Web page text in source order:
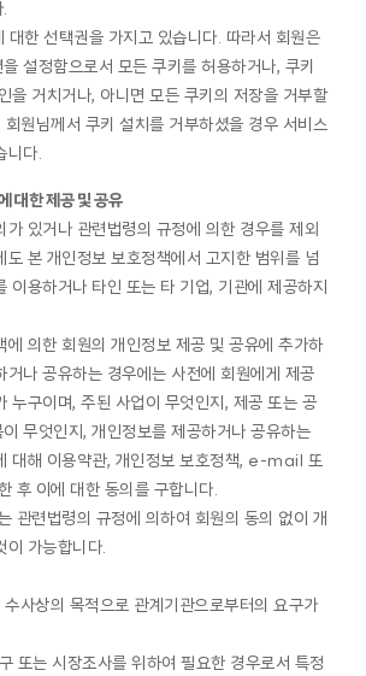
대한 선택권을 가지고 있습니다. 따라서 회원은
설정함으로서 모든 쿠키를 허용하거나, 쿠키
을 거치거나, 아니면 모든 쿠키의 저장을 거부할
원님께서 쿠키 설치를 거부하셨을 경우 서비스
니다.
대한 제공 및 공유
가 있거나 관련법령의 규정에 의한 경우를 제외
도 본 개인정보 보호정책에서 고지한 범위를 넘
이용하거나 타인 또는 타 기업, 기관에 제공하지
에 의한 회원의 개인정보 제공 및 공유에 추가하
거나 공유하는 경우에는 사전에 회원에게 제공
누구이며, 주된 사업이 무엇인지, 제공 또는 공
무엇인지, 개인정보를 제공하거나 공유하는
대해 이용약관, 개인정보 보호정책, e-mail 또
후 이에 대한 동의를 구합니다.
관련법령의 규정에 의하여 회원의 동의 없이 개
이 가능합니다.
사상의 목적으로 관계기관으로부터의 요구가
또는 시장조사를 위하여 필요한 경우로서 특정